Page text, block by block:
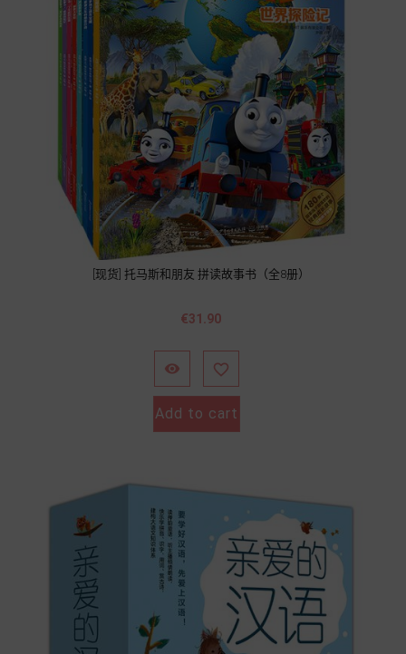
[现货] 托马斯和朋友 拼读故事书（全8册）
Price
€31.90
 
Add to cart